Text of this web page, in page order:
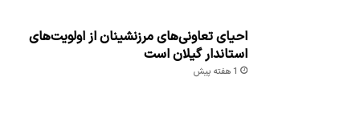
احیای تعاونی‌های مرزنشینان از اولویت‌های
استاندار گیلان است
1 هفته پیش